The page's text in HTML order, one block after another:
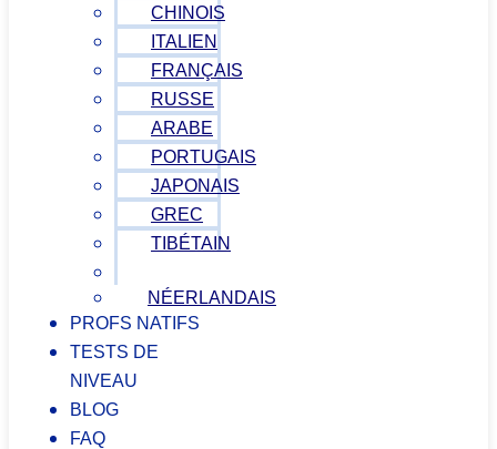
CHINOIS
ITALIEN
FRANÇAIS
RUSSE
ARABE
PORTUGAIS
JAPONAIS
GREC
TIBÉTAIN
NÉERLANDAIS
PROFS NATIFS
TESTS DE
NIVEAU
BLOG
FAQ